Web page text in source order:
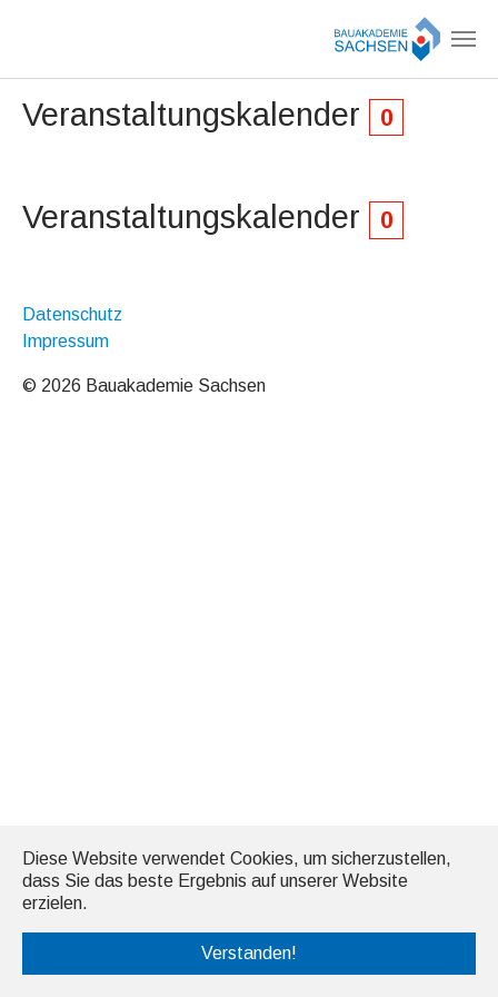
Diese Website verwendet Cookies, um sicherzustellen,
dass Sie das beste Ergebnis auf unserer Website
erzielen.
Verstanden!
Veranstaltungskalender 0
Veranstaltungskalender 0
Datenschutz
Impressum
© 2026 Bauakademie Sachsen